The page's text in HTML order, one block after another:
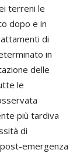
terreni le
dopo e in
di
in
delle
le
più tardiva
di
emergenza